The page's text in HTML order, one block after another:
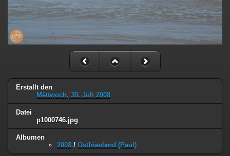
Erstallt den
Mëttwoch, 30. Juli 2008
Datei
p1000746.jpg
Albumen
2008 / Ostfriesland (Paul)